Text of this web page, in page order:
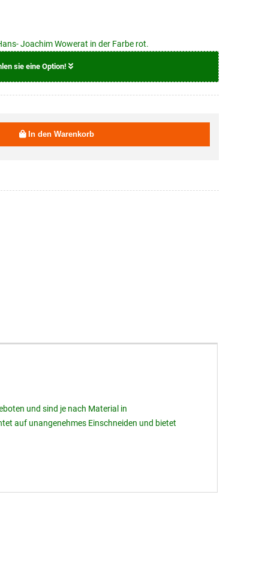
Joachim Wowerat in der Farbe rot.
sie eine Option!
8,00 EUR
In den Warenkorb
und sind je nach Material in
auf unangenehmes Einschneiden und bietet